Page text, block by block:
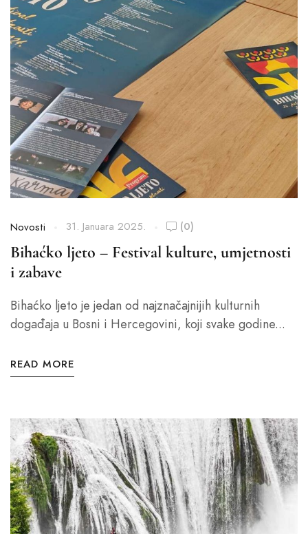
Novosti 31. Januara 2025. (0)
Bihaćko ljeto – Festival kulture, umjetnosti
i zabave
Bihaćko ljeto je jedan od najznačajnijih kulturnih
događaja u Bosni i Hercegovini, koji svake godine...
READ MORE